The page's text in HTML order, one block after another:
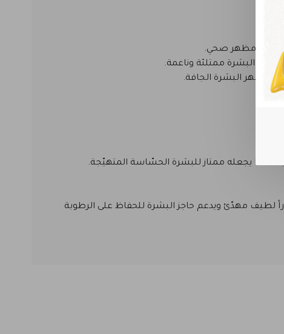
ومنحها مظهر صحي.
يجعل البشرة ممتلئة وناعمة.
مظهر البشرة الجافة.
مما يجعله ممتاز للبشرة الحسّاسة المتهيّجة.
لطيف مهدّئ ويدعم حاجز البشرة للحفاظ على الرطوبة